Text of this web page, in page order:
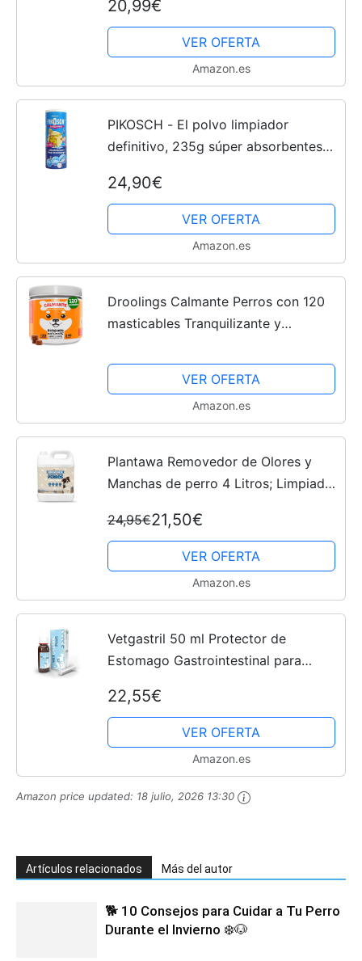
Inmunológico y previene
Enfermedades - Combate Diarrea,...
20,99€
VER OFERTA
Amazon.es
PIKOSCH - El polvo limpiador
definitivo, 235g súper absorbentes
orina, heces, Sangre y agua - para su
familia - alto...
24,90€
VER OFERTA
Amazon.es
Droolings Calmante Perros con 120
masticables Tranquilizante y
Ansiedad Viajes Estrés o Fuegos
Artificiales
VER OFERTA
Amazon.es
Plantawa Removedor de Olores y
Manchas de perro 4 Litros; Limpiador
NATURALES, poder de limpieza.
Alfombras y Muebles | Elimina...
24,95€21,50€
VER OFERTA
Amazon.es
Vetgastril 50 ml Protector de
Estomago Gastrointestinal para
Nutricional Digestivo e intestinal para
Mascota| Probiótico...
22,55€
VER OFERTA
Amazon.es
Amazon price updated: 18 julio, 2026 13:30
Artículos relacionados Más del autor
🐕 10 Consejos para Cuidar a Tu Perro
Durante el Invierno ❄️🐶